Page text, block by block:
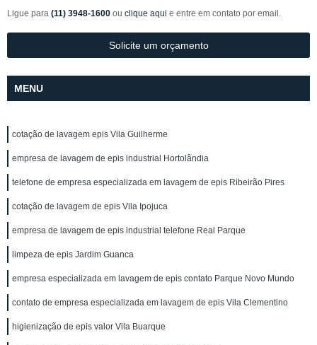
Ligue para (11) 3948-1600 ou clique aqui e entre em contato por email.
Solicite um orçamento
MENU
cotação de lavagem epis Vila Guilherme
empresa de lavagem de epis industrial Hortolândia
telefone de empresa especializada em lavagem de epis Ribeirão Pires
cotação de lavagem de epis Vila Ipojuca
empresa de lavagem de epis industrial telefone Real Parque
limpeza de epis Jardim Guanca
empresa especializada em lavagem de epis contato Parque Novo Mundo
contato de empresa especializada em lavagem de epis Vila Clementino
higienização de epis valor Vila Buarque